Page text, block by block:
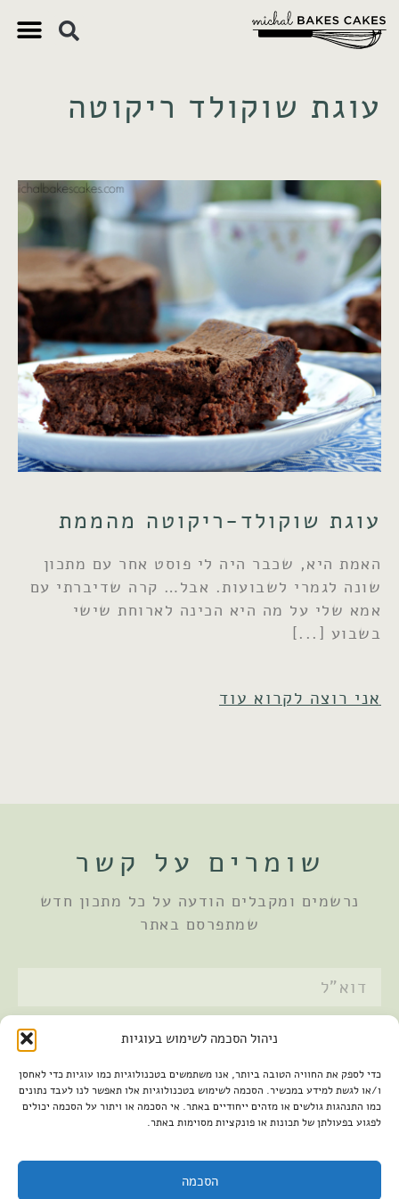
ניהול הסכמה לשימוש בעוגיות
כדי לספק את החוויה הטובה ביותר, אנו משתמשים בטכנולוגיות כמו עוגיות כדי לאחסן
ו/או לגשת למידע במכשיר. הסכמה לשימוש בטכנולוגיות אלו תאפשר לנו לעבד נתונים
כמו התנהגות גולשים או מזהים ייחודיים באתר. אי הסכמה או ויתור על הסכמה יכולים
לפגוע בפעולתן של תכונות או פונקציות מסוימות באתר.
הסכמה
עוגת שוקולד ריקוטה
עוגת שוקולד-ריקוטה מהממת
האמת היא, שכבר היה לי פוסט אחר עם מתכון
שונה לגמרי לשבועות. אבל… קרה שדיברתי עם
אמא שלי על מה היא הכינה לארוחת שישי
בשבוע
אני רוצה לקרוא עוד
שומרים על קשר
נרשמים ומקבלים הודעה על כל מתכון חדש
שמתפרסם באתר
אני מאשר/ת אתמדיניות הפרטיות
שלחתי